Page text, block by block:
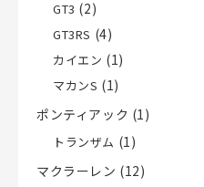
GT3 (2)
GT3RS (4)
カイエン (1)
マカンS (1)
ポンティアック (1)
トランザム (1)
マクラーレン (12)